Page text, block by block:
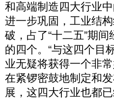
和高端制造四大行业
进一步巩固，工业结
破，占了“十二五”期
的四个。“与这四个目
业无疑将获得一个非
在紧锣密鼓地制定和
展，这四大行业也都